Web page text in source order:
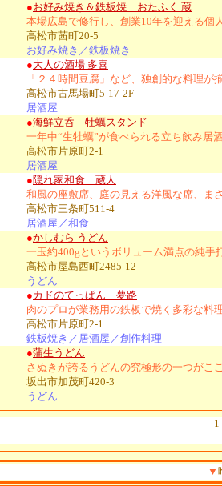
●お好み焼き＆鉄板焼 おたふく 蔵
本場広島で修行し、創業10年を迎える個
高松市茜町20-5
お好み焼き／鉄板焼き
●大人の酒場 多喜
「２４時間豆腐」など、独創的な料理が
高松市古馬場町5-17-2F
居酒屋
●海鮮立呑 牡蠣スタンド
一年中“生牡蠣”が食べられる立ち飲み居
高松市片原町2-1
居酒屋
●隠れ家和食 蔵人
和風の座敷席、庭の見える洋風な席、ま
高松市三条町511-4
居酒屋／和食
●かしむら うどん
一玉約400gというボリューム満点の純手
高松市屋島西町2485-12
うどん
●カドのてっぱん 夢路
肉のプロが業務用の鉄板で焼く多彩な料
高松市片原町2-1
鉄板焼き／居酒屋／創作料理
●蒲生うどん
さぬきが誇るうどんの究極形の一つがこ
坂出市加茂町420-3
うどん
▼